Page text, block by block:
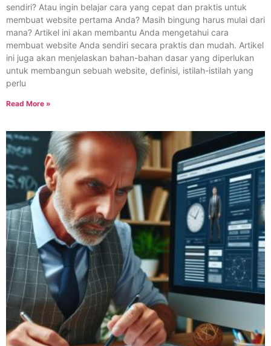
sendiri? Atau ingin belajar cara yang cepat dan praktis untuk
membuat website pertama Anda? Masih bingung harus mulai dari
mana? Artikel ini akan membantu Anda mengetahui cara
membuat website Anda sendiri secara praktis dan mudah. Artikel
ini juga akan menjelaskan bahan-bahan dasar yang diperlukan
untuk membangun sebuah website, definisi, istilah-istilah yang
perlu
Read More »